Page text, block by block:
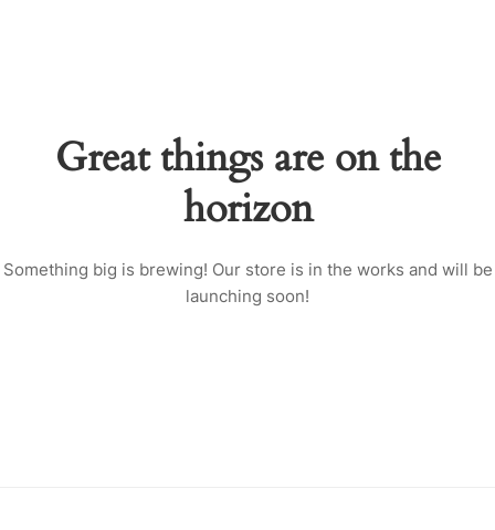
Great things are on the
horizon
Something big is brewing! Our store is in the works and will be
launching soon!